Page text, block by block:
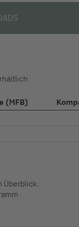
(MFB)
Überblick.